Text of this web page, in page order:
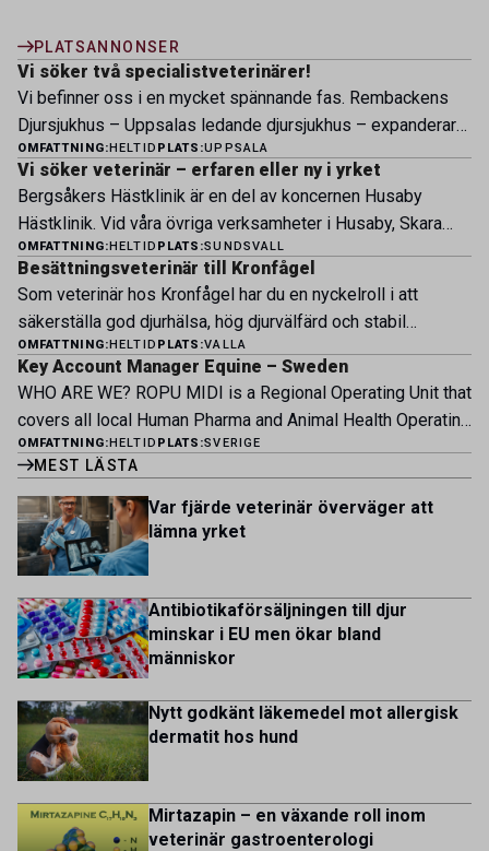
PLATSANNONSER
Vi söker två specialistveterinärer!
Vi befinner oss i en mycket spännande fas. Rembackens
Djursjukhus – Uppsalas ledande djursjukhus – expanderar
nu sin specialistverksamhet och söker legitimerade
veterinärer med specialistkompetens som vill vara med
och forma vårt nästa kapitel. Hos oss möter du ett
engagerat team, moderna faciliteter och verkliga
möjligheter att bedriva avancerad djursjukvård. Vad vi
erbjuder Särskilt meriterande: […]
OMFATTNING:HELTID PLATS:UPPSALA
Vi söker veterinär – erfaren eller ny i yrket
Bergsåkers Hästklinik är en del av koncernen Husaby
Hästklinik. Vid våra övriga verksamheter i Husaby, Skara
och Bjertorp jobbar idag ett 60-tal medarbetare. Om kliniken
Bergsåkers Hästklinik bedriver veterinärverksamhet i en
modern klinik vid Bergsåkers travbana, Sundsvall. Vi
erbjuder ett mångfasetterat utbud av undersökningar och
behandlingar i välutrustade lokaler. Vi har cirka 7 500
patienter […]
OMFATTNING:HELTID PLATS:SUNDSVALL
Besättningsveterinär till Kronfågel
Som veterinär hos Kronfågel har du en nyckelroll i att
säkerställa god djurhälsa, hög djurvälfärd och stabil
produktion genom hela värdekedjan. Du arbetar nära våra
kontrakterade uppfödare och tillsammans med kollegor
inom produktion, kläckeri, slakt och kvalitet. Rollen präglas
av proaktivt arbete, kunskapsdelning och kontinuerlig
utveckling, där du bidrar till att stärka svensk
kycklingproduktion – […]
OMFATTNING:HELTID PLATS:VALLA
Key Account Manager Equine – Sweden
WHO ARE WE? ROPU MIDI is a Regional Operating Unit that
covers all local Human Pharma and Animal Health Operating
Units across Belgium, Denmark, Norway, Finland, Greece,
Portugal, Sweden, and The Netherlands. MIDI has a
multicultural and diverse work environment. More than
1.800 employees are striving to work together to improve
lives for patients and […]
OMFATTNING:HELTID PLATS:SVERIGE
MEST LÄSTA
Var fjärde veterinär överväger att
lämna yrket
Antibiotikaförsäljningen till djur
minskar i EU men ökar bland
människor
Nytt godkänt läkemedel mot allergisk
dermatit hos hund
Mirtazapin – en växande roll inom
veterinär gastroenterologi